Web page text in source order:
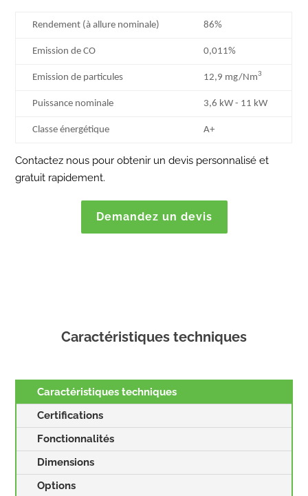
Rendement (à allure nominale) 86%
Emission de CO 0,011%
Emission de particules 12,9 mg/Nm3
Puissance nominale 3,6 kW - 11 kW
Classe énergétique A+
Contactez nous pour obtenir un devis personnalisé et
gratuit rapidement.
Demandez un devis
Caractéristiques techniques
Caractéristiques techniques
Certifications
Fonctionnalités
Dimensions
Options